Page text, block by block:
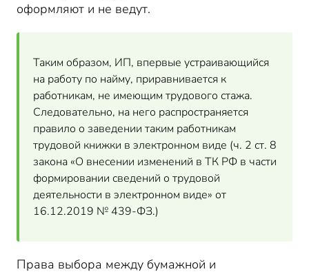
оформляют и не ведут.
Таким образом, ИП, впервые устраивающийся
на работу по найму, приравнивается к
работникам, не имеющим трудового стажа.
Следовательно, на него распространяется
правило о заведении таким работникам
трудовой книжки в электронном виде (ч. 2 ст. 8
закона «О внесении изменений в ТК РФ в части
формировании сведений о трудовой
деятельности в электронном виде» от
16.12.2019 № 439-ФЗ.)
Права выбора между бумажной и